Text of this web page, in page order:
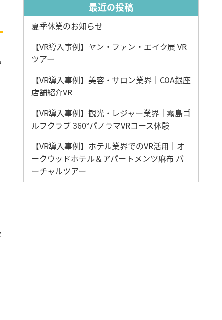
最近の投稿
夏季休業のお知らせ
【VR導入事例】ヤン・ファン・エイク展 VR
ツアー
【VR導入事例】美容・サロン業界｜COA銀座
店舗紹介VR
【VR導入事例】観光・レジャー業界｜霧島ゴ
ルフクラブ 360°パノラマVRコース体験
【VR導入事例】ホテル業界でのVR活用｜オ
ークウッドホテル＆アパートメンツ麻布 バ
ーチャルツアー